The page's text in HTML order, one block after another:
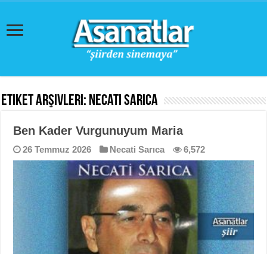
Etiket Arşivleri: Necati Sarıca
Ben Kader Vurgunuyum Maria
26 Temmuz 2026 Necati Sarıca 6,572